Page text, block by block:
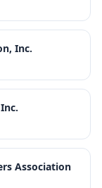
Inc.
Association